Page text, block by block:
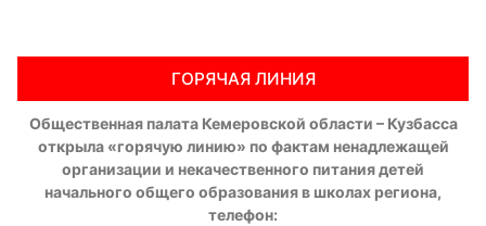
ГОРЯЧАЯ ЛИНИЯ
Общественная палата Кемеровской области – Кузбасса
открыла «горячую линию» по фактам ненадлежащей
организации и некачественного питания детей
начального общего образования в школах региона,
телефон: